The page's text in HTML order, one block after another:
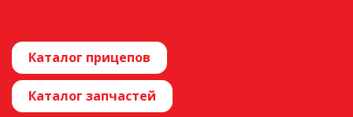
Каталог прицепов
Каталог запчастей